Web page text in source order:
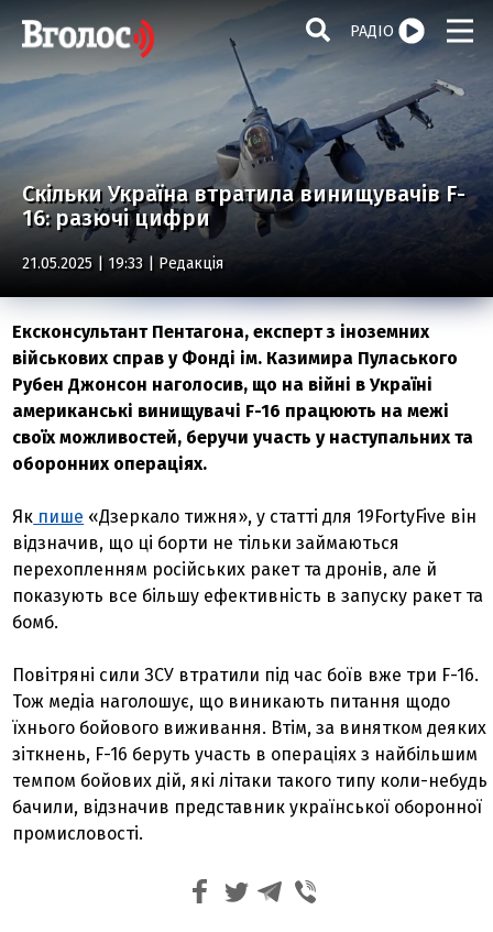
РАДІО
Скільки Україна втратила винищувачів F-
16: разючі цифри
21.05.2025 | 19:33 | Редакція
Ексконсультант Пентагона, експерт з іноземних
військових справ у Фонді ім. Казимира Пуласького
Рубен Джонсон наголосив, що на війні в Україні
американські винищувачі F-16 працюють на межі
своїх можливостей, беручи участь у наступальних та
оборонних операціях.
Як пише «Дзеркало тижня», у статті для 19FortyFive він
відзначив, що ці борти не тільки займаються
перехопленням російських ракет та дронів, але й
показують все більшу ефективність в запуску ракет та
бомб.
Повітряні сили ЗСУ втратили під час боїв вже три F-16.
Тож медіа наголошує, що виникають питання щодо
їхнього бойового виживання. Втім, за винятком деяких
зіткнень, F-16 беруть участь в операціях з найбільшим
темпом бойових дій, які літаки такого типу коли-небудь
бачили, відзначив представник української оборонної
промисловості.